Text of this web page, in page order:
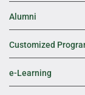
Alumni
Customized
e-Learning